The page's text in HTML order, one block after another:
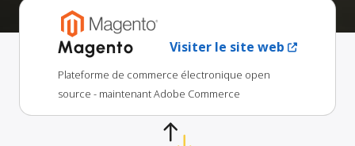
Magento Visiter le site web
Plateforme de commerce électronique open
source - maintenant Adobe Commerce